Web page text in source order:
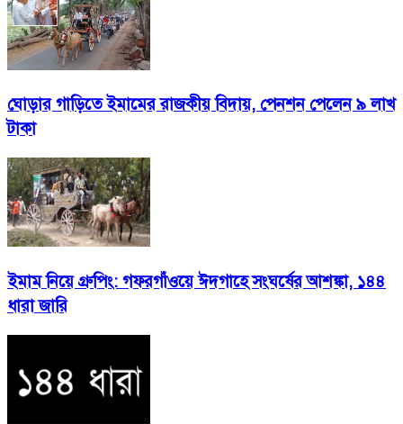
ঘোড়ার গাড়িতে ইমামের রাজকীয় বিদায়, পেনশন পেলেন ৯ লাখ
টাকা
ইমাম নিয়ে গ্রুপিং: গফরগাঁওয়ে ঈদগাহে সংঘর্ষের আশঙ্কা, ১৪৪
ধারা জারি